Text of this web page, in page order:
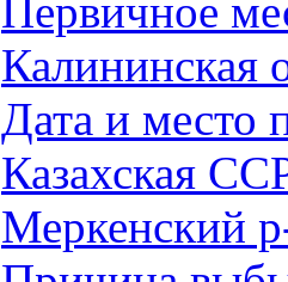
Первичное
Калининская
Дата и
Казахская
Меркенский